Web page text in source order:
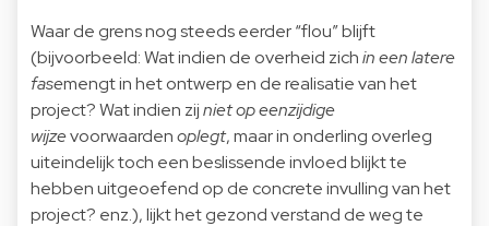
Waar de grens nog steeds eerder “flou” blijft
(bijvoorbeeld: Wat indien de overheid zichin een latere
fasemengt in het ontwerp en de realisatie van het
project? Wat indien zijniet op eenzijdige
wijzevoorwaardenoplegt, maar in onderling overleg
uiteindelijk toch een beslissende invloed blijkt te
hebben uitgeoefend op de concrete invulling van het
project? enz.), lijkt het gezond verstand de weg te